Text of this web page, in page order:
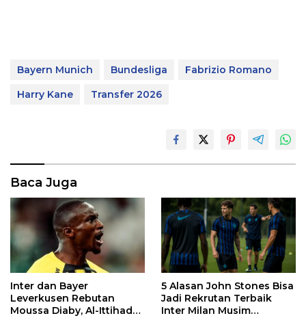
Bayern Munich Bundesliga
Fabrizio Romano
Harry Kane
Transfer 2026
Baca Juga
Inter dan Bayer
Leverkusen Rebutan
Moussa Diaby, Al-Ittihad
5 Alasan John Stones Bisa
Jadi Rekrutan Terbaik
Inter Milan Musim